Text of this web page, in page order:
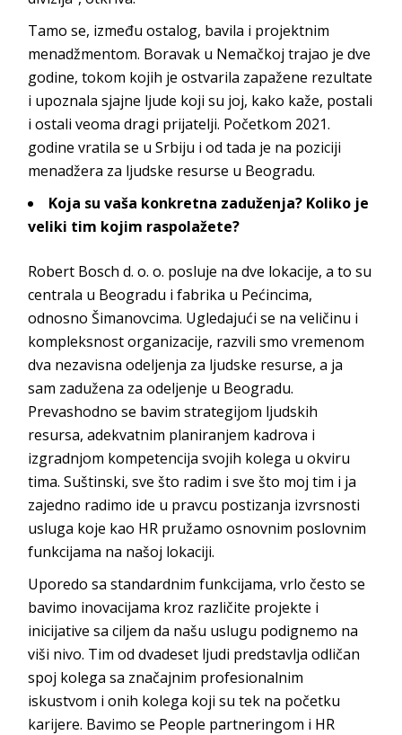
Tamo se, između ostalog, bavila i projektnim
menadžmentom. Boravak u Nemačkoj trajao je dve
godine, tokom kojih je ostvarila zapažene rezultate
i upoznala sjajne ljude koji su joj, kako kaže, postali
i ostali veoma dragi prijatelji. Početkom 2021.
godine vratila se u Srbiju i od tada je na poziciji
menadžera za ljudske resurse u Beogradu.
Koja su vaša konkretna zaduženja? Koliko je
veliki tim kojim raspolažete?
Robert Bosch d. o. o. posluje na dve lokacije, a to su
centrala u Beogradu i fabrika u Pećincima,
odnosno Šimanovcima. Ugledajući se na veličinu i
kompleksnost organizacije, razvili smo vremenom
dva nezavisna odeljenja za ljudske resurse, a ja
sam zadužena za odeljenje u Beogradu.
Prevashodno se bavim strategijom ljudskih
resursa, adekvatnim planiranjem kadrova i
izgradnjom kompetencija svojih kolega u okviru
tima. Suštinski, sve što radim i sve što moj tim i ja
zajedno radimo ide u pravcu postizanja izvrsnosti
usluga koje kao HR pružamo osnovnim poslovnim
funkcijama na našoj lokaciji.
Uporedo sa standardnim funkcijama, vrlo često se
bavimo inovacijama kroz različite projekte i
inicijative sa ciljem da našu uslugu podignemo na
viši nivo. Tim od dvadeset ljudi predstavlja odličan
spoj kolega sa značajnim profesionalnim
iskustvom i onih kolega koji su tek na početku
karijere. Bavimo se People partneringom i HR